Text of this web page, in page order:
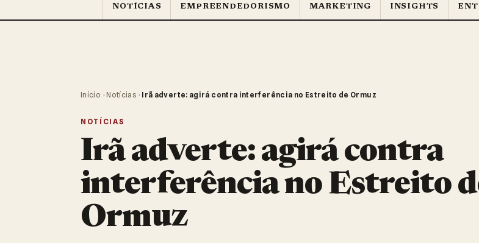
NOTÍCIAS EMPREENDEDORISMO MARKETING INSIGHTS
Início › Notícias › Irã adverte: agirá contra interferência no Estreito de Ormuz
NOTÍCIAS
Irã adverte: agirá contra
interferência no Estreito
Ormuz